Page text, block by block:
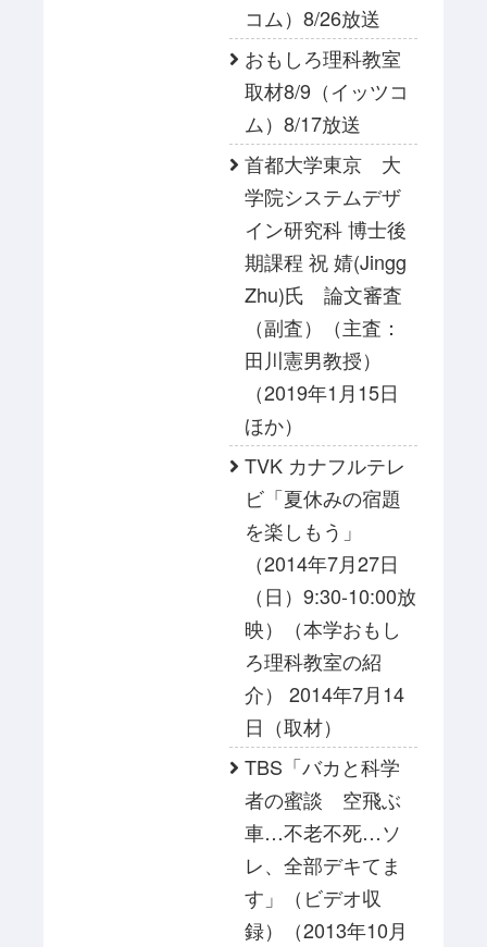
コム）8/26放送
おもしろ理科教室
取材8/9（イッツコ
ム）8/17放送
首都大学東京 大
学院システムデザ
イン研究科 博士後
期課程 祝 婧(Jingg
Zhu)氏 論文審査
（副査）（主査：
田川憲男教授）
（2019年1月15日
ほか）
TVK カナフルテレ
ビ「夏休みの宿題
を楽しもう」
（2014年7月27日
（日）9:30-10:00放
映）（本学おもし
ろ理科教室の紹
介） 2014年7月14
日（取材）
TBS「バカと科学
者の蜜談 空飛ぶ
車…不老不死…ソ
レ、全部デキてま
す」（ビデオ収
録）（2013年10月